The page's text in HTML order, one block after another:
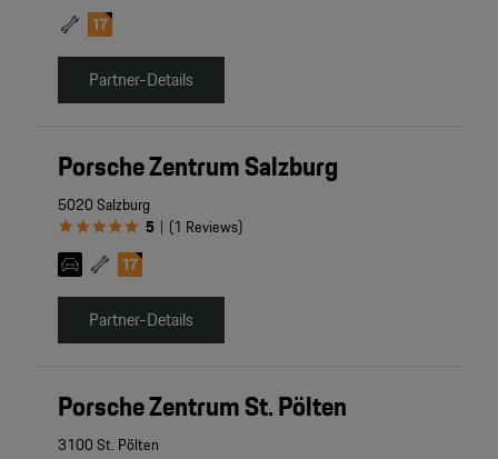
Partner-Details
Porsche Zentrum Salzburg
5020 Salzburg
5 | (1 Reviews)
Partner-Details
Porsche Zentrum St. Pölten
3100 St. Pölten